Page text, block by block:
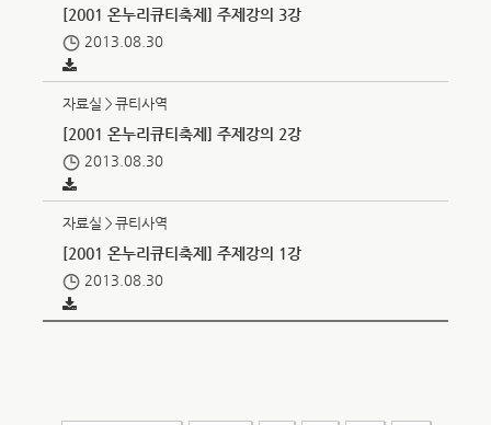
[2001 온누리큐티축제] 주제강의 3강
2013.08.30
자료실＞큐티사역
[2001 온누리큐티축제] 주제강의 2강
2013.08.30
자료실＞큐티사역
[2001 온누리큐티축제] 주제강의 1강
2013.08.30